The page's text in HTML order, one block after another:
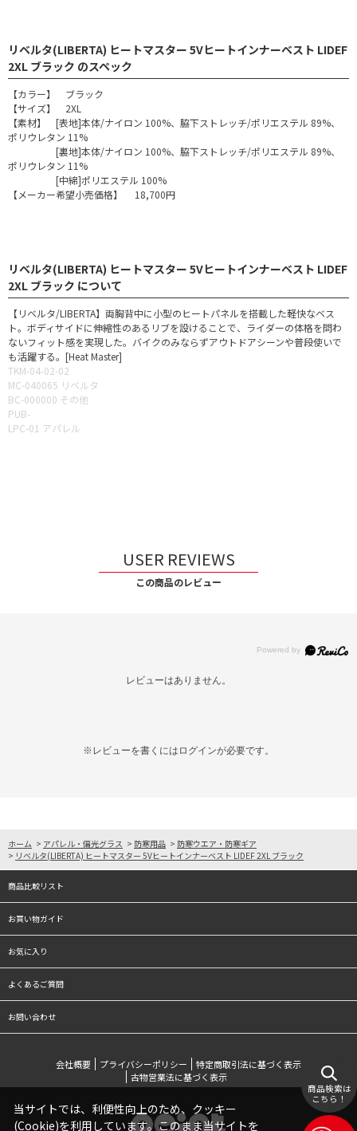
リベルタ(LIBERTA) ヒートマスター 5Vヒートインナーベスト LIDEF
2XL ブラック のスペック
【カラー】 ブラック
【サイズ】 2XL
【素材】 [表地]本体/ナイロン 100%、脇下ストレッチ/ポリエステル 89%、
ポリウレタン 11%
[裏地]本体/ナイロン 100%、脇下ストレッチ/ポリエステル 89%、
ポリウレタン 11%
[中綿]ポリエステル 100%
【メーカー希望小売価格】 18,700円
リベルタ(LIBERTA) ヒートマスター 5Vヒートインナーベスト LIDEF
2XL ブラック について
【リベルタ/LIBERTA】両胸背中に小型のヒートパネルを搭載した軽快なベス
ト。ボディサイドに伸縮性のあるリブを設けることで、ライダーの体格を問わ
ないフィット感を実現した。バイクのみならずアウトドアシーンや普段使いで
も活躍する。[Heat Master]
TKM-04-02-02
MC-040065 リベルタ
BC-000000 その他
PUB-
LPC-01 アパレル
USER REVIEWS
この商品のレビュー
レビューはありません。
※レビューを書くには ログインが必要です。
ホーム > アパレル・偏光グラス > 防寒用品 > 防寒ウエア・防寒ギア
> リベルタ(LIBERTA) ヒートマスター 5Vヒートインナーベスト LIDEF 2XL ブラック
商品比較リスト
お買い物ガイド
お気に入り
よくあるご質問
お問い合わせ
会社概要 プライバシーポリシー
特定商取引法に基づく表示
古物営業法に基づく表示
商品検索は
こちら！
当サイトでは、利便性向上のため、クッキー
(Cookie)を利用しています。このまま当サイトを